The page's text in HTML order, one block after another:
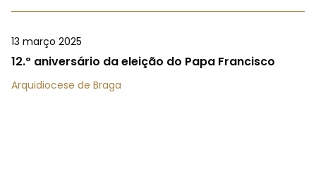
13 março 2025
12.º aniversário da eleição do Papa Francisco
Arquidiocese de Braga